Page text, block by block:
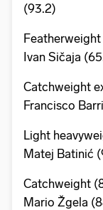
(93.2)
Ivan Sičaja
Catchweight
Francisco
Light
Matej Batinić
Catchweight
Mario Žgela